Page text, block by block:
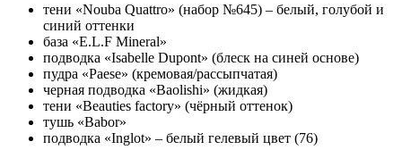
тени «Nouba Quattro» (набор №645) – белый, голубой и
синий оттенки
база «E.L.F Mineral»
подводка «Isabelle Dupont» (блеск на синей основе)
пудра «Paese» (кремовая/рассыпчатая)
черная подводка «Baolishi» (жидкая)
тени «Beauties factory» (чёрный оттенок)
тушь «Babor»
подводка «Inglot» – белый гелевый цвет (76)